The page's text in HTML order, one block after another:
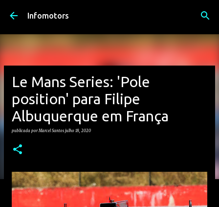
Avançar para o conteúdo principal
Infomotors
Le Mans Series: 'Pole
position' para Filipe
Albuquerque em França
publicada porMarcel Santos julho 18, 2020